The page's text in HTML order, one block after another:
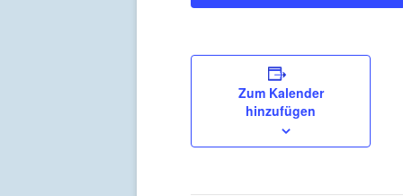
Zum Kalender
hinzufügen